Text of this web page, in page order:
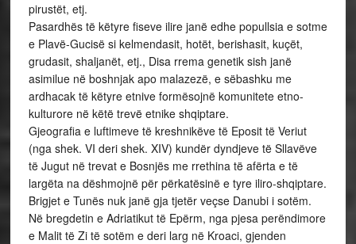
pirustët, etj.
Pasardhës të këtyre fiseve ilire janë edhe popullsia e sotme
e Plavë-Gucisë si kelmendasit, hotët, berishasit, kuçët,
grudasit, shaljanët, etj., Disa rrema genetik sish janë
asimilue në boshnjak apo malazezë, e sëbashku me
ardhacak të këtyre etnive formësojnë komunitete etno-
kulturore në këtë trevë etnike shqiptare.
Gjeografia e luftimeve të kreshnikëve të Eposit të Veriut
(nga shek. VI deri shek. XIV) kundër dyndjeve të Sllavëve
të Jugut në trevat e Bosnjës me rrethina të afërta e të
largëta na dëshmojnë për përkatësinë e tyre iliro-shqiptare.
Brigjet e Tunës nuk janë gja tjetër veçse Danubi i sotëm.
Në bregdetin e Adriatikut të Epërm, nga pjesa perëndimore
e Malit të Zi të sotëm e deri larg në Kroaci, gjenden